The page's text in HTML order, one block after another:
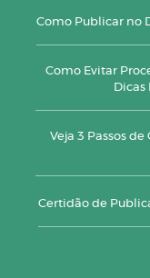
Como Publicar no
Como Evitar
Dicas
Veja 3 Passos
Certidão de